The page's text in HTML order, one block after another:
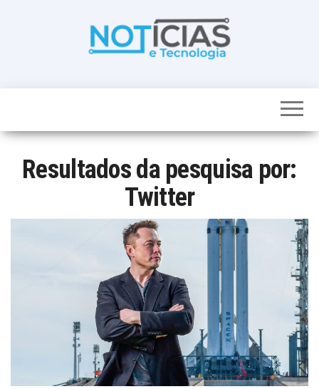
noticias de
num só lugar
Resultados da pesquisa por:
Twitter